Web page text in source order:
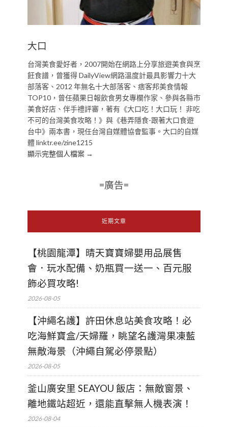
大口
台灣美食愛好者，2007開始在網路上分享旅遊美食與烹
飪食譜，曾獲得 DailyView網路溫度計最具影響力十大
部落客、2012 年無名十大部落客、痞客邦美食情報
TOP10，曾任蘋果日報飲食男女專欄作家、參與各縣市
美食好店、伴手禮評審，著有《大口吃！大口玩！ 非吃
不可的台灣美食攻略！》與《巷弄隱食-跟著大口食遊
台中》兩本書，現任台灣自媒體協會監事。大口的自媒
體 linktr.ee/zine1215
顯示完整個人檔案 →
=廣告=
近期文章
【桃園龍潭】晴天寶寶婦嬰用品展售
會．玩水配備、奶瓶買一送一、百元服
飾必買攻略!
2026-08-05
【沖繩名護】許田休息站美食攻略！必
吃海鮮寶盒/天婦羅，眺望名護灣果凍藍
無敵海景（沖繩自駕必停景點）
2026-08-05
釜山廣安里 SEAYOU 飯店：無敵窗景、
離地鐵站超近，還能直擊無人機表演！
2026-08-04